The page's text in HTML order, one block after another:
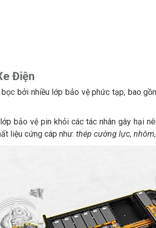
Điện
bởi nhiều lớp bảo vệ phức tạp, bao
bảo vệ pin khỏi các tác nhân gây hại
liệu cứng cáp như: thép cường lực,